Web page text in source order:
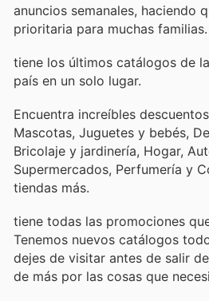
anuncios semanales, haciendo
prioritaria para muchas familias.
tiene los últimos catálogos de
país en un solo lugar.
Encuentra increíbles
Mascotas, Juguetes y bebés,
Bricolaje y jardinería, Hogar,
Supermercados, Perfumería y
tiendas más.
tiene todas las promociones
Tenemos nuevos catálogos
dejes de visitar antes de salir
de más por las cosas que